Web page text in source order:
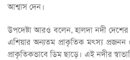
আশ্বাস দেন।
উপদেষ্টা আরও বলেন, হালদা নদী
এশিয়ার অন্যতম প্রাকৃতিক মৎস্য প্রজনন
প্রাকৃতিকভাবে ডিম ছাড়ে। এই নদীর